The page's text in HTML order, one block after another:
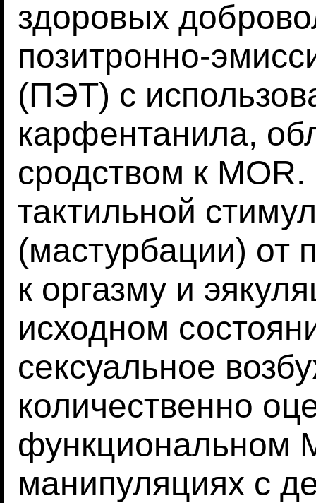
здоровых
позитронно-
(ПЭТ) с
карфентанила,
сродством к
тактильной
(мастурбации) от
к оргазму и
исходном
сексуальное
количественно
функциональном
манипуляциях с